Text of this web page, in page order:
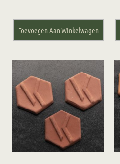
Toevoegen Aan Winkelwagen